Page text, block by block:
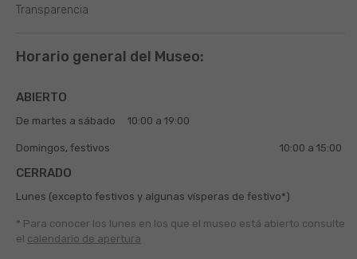
Transparencia
Horario general del Museo:
ABIERTO
De martes a sábado 10:00 a 19:00
Domingos, festivos 10:00 a 15:00
CERRADO
Lunes (excepto festivos y algunas vísperas de festivo*)
* Para conocer los lunes en los que el museo está abierto consulte
el calendario de apertura